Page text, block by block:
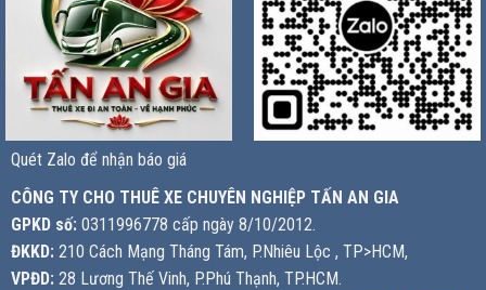
Quét Zalo để nhận báo giá
CÔNG TY CHO THUÊ XE CHUYÊN NGHIỆP TẤN AN GIA
GPKD số: 0311996778 cấp ngày 8/10/2012.
ĐKKD: 210 Cách Mạng Tháng Tám, P.Nhiêu Lộc , TP>HCM,
VPĐD: 28 Lương Thế Vinh, P.Phú Thạnh, TP.HCM.